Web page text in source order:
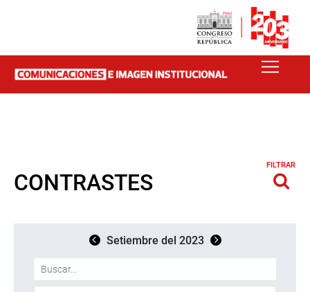
CONTRASTES
FILTRAR
Setiembre del 2023